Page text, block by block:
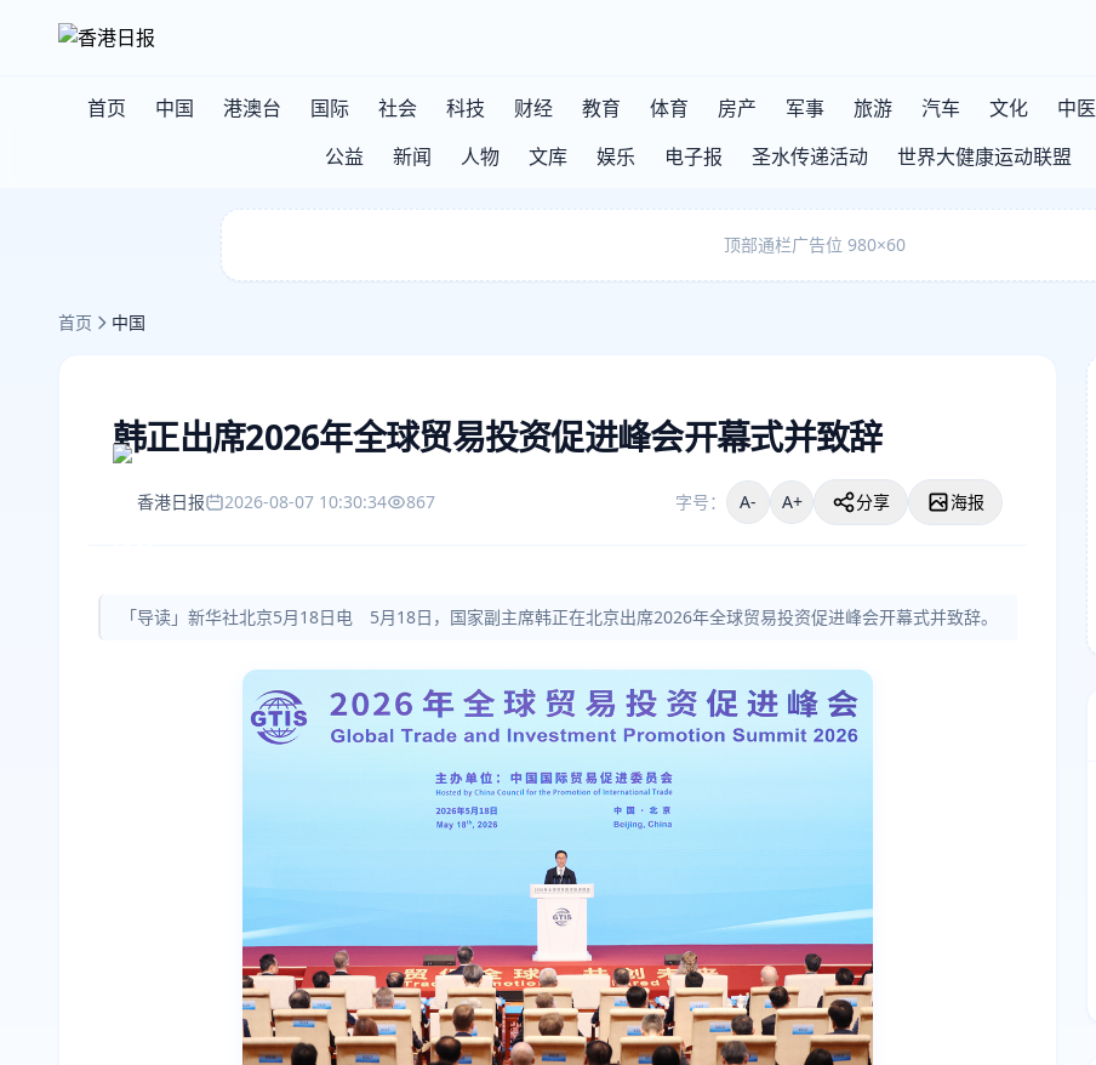
首页 中国 港澳台 国际 社会 科技 财经 教育 体育 房产 军事 旅游 汽车 文化 中医
公益
新闻 人物 文库 娱乐 电子报 圣水传递活动 世界大健康运动联盟
顶部通栏广告位 980×60
首页 中国
韩正出席2026年全球贸易投资促进峰会开幕式并致辞
香港日报 2026-08-07 10:30:34 867 字号： A- A+ 分享 海报
「导读」新华社北京5月18日电 5月18日，国家副主席韩正在北京出席2026年全球贸易投资促进峰会开幕式并致辞。